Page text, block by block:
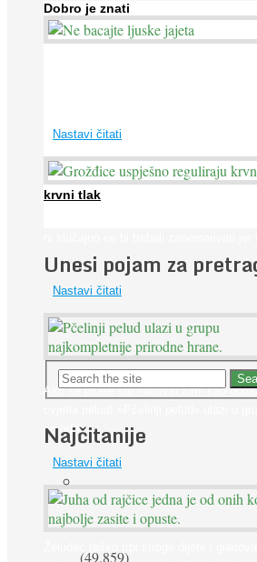
Dobro je znati
Nastavi čitati
krvni tlak
...
Nastavi čitati
Ako se pitate što nabaviti zimi kao
prirodne ...
Nastavi čitati
Želudac teško trpi stroge dijete i
Unesi pojam za
Najčitanije
(49.859)